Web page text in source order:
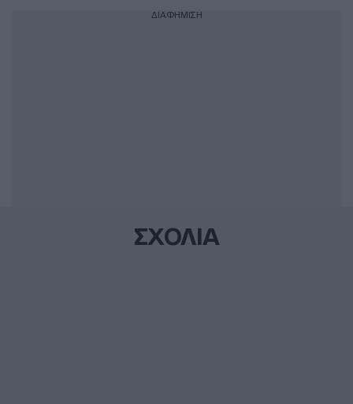
ΔΙΑΦΗΜΙΣΗ
ΣΧΟΛΙΑ